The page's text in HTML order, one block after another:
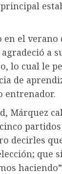
el verano
a
lo cual le
de
entrenador.
Márquez
decirles
que